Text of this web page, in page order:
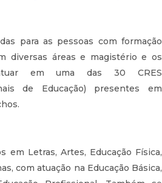
para as pessoas com formação
diversas áreas e magistério e os
em uma das 30 CRES
de Educação) presentes em
em Letras, Artes, Educação Física,
com atuação na Educação Básica,